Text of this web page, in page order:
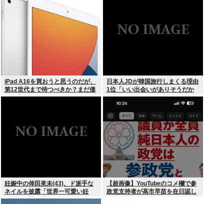
iPad A16を買おうと思うのだが、
第12世代まで待つべきか？まだ価
格が上がっていくようなら、いま
日本人JDが韓国旅行しまくる理由
1位「いい出会いがありそうだか
ら」
妊娠中の倖田來未(43)、ド派手な
ネイルを披露「世界一可愛い妊
婦」と称賛の声
【超画像】YouTubeのコメ欄で参
政党支持者が高市早苗を在日認し